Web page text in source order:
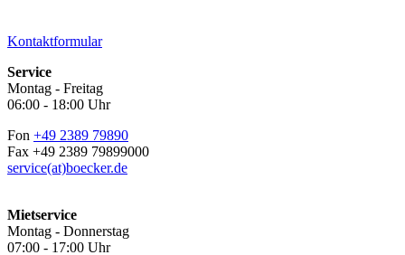
Kontaktformular
Service
Montag - Freitag
06:00 - 18:00 Uhr
Fon +49 2389 79890
Fax +49 2389 79899000
service(at)boecker.de
Mietservice
Montag - Donnerstag
07:00 - 17:00 Uhr